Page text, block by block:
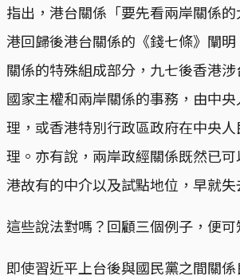
指出，港台關係「要先看兩岸關係
港回歸後港台關係的《錢七條》闡
關係的特殊組成部分，九七後香港
國家主權和兩岸關係的事務，由中
理，或香港特別行政區政府在中央
理。亦有說，兩岸政經關係既然已
港故有的中介以及試點地位，早就失
這些說法對嗎？回顧三個例子，便可
即使習近平上台後與國民黨之間關